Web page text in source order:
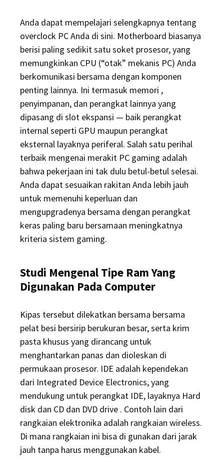
Anda dapat mempelajari selengkapnya tentang
overclock PC Anda di sini. Motherboard biasanya
berisi paling sedikit satu soket prosesor, yang
memungkinkan CPU (“otak” mekanis PC) Anda
berkomunikasi bersama dengan komponen
penting lainnya. Ini termasuk memori ,
penyimpanan, dan perangkat lainnya yang
dipasang di slot ekspansi — baik perangkat
internal seperti GPU maupun perangkat
eksternal layaknya periferal. Salah satu perihal
terbaik mengenai merakit PC gaming adalah
bahwa pekerjaan ini tak dulu betul-betul selesai.
Anda dapat sesuaikan rakitan Anda lebih jauh
untuk memenuhi keperluan dan
mengupgradenya bersama dengan perangkat
keras paling baru bersamaan meningkatnya
kriteria sistem gaming.
Studi Mengenal Tipe Ram Yang
Digunakan Pada Computer
Kipas tersebut dilekatkan bersama bersama
pelat besi bersirip berukuran besar, serta krim
pasta khusus yang dirancang untuk
menghantarkan panas dan dioleskan di
permukaan prosesor. IDE adalah kependekan
dari Integrated Device Electronics, yang
mendukung untuk perangkat IDE, layaknya Hard
disk dan CD dan DVD drive . Contoh lain dari
rangkaian elektronika adalah rangkaian wireless.
Di mana rangkaian ini bisa di gunakan dari jarak
jauh tanpa harus menggunakan kabel.